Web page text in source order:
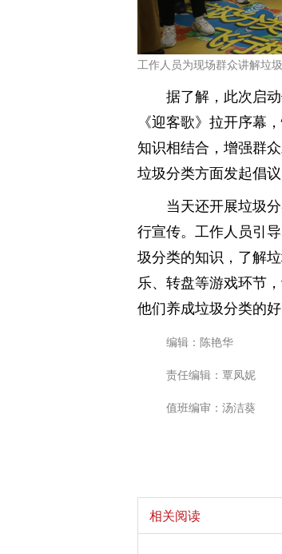
工作人员为现场群众讲解垃
据了解，此次启
《迎客歌》拉开序幕
知识相结合，增强群
垃圾分类方面发起倡
当天还开展垃圾
行宣传。工作人员引
圾分类的知识，了解
乐、转盘等游戏环节
他们养成垃圾分类的好
编辑：陈艳华
责任编辑：覃凤妮
值班编审：汤洁葵
相关阅读